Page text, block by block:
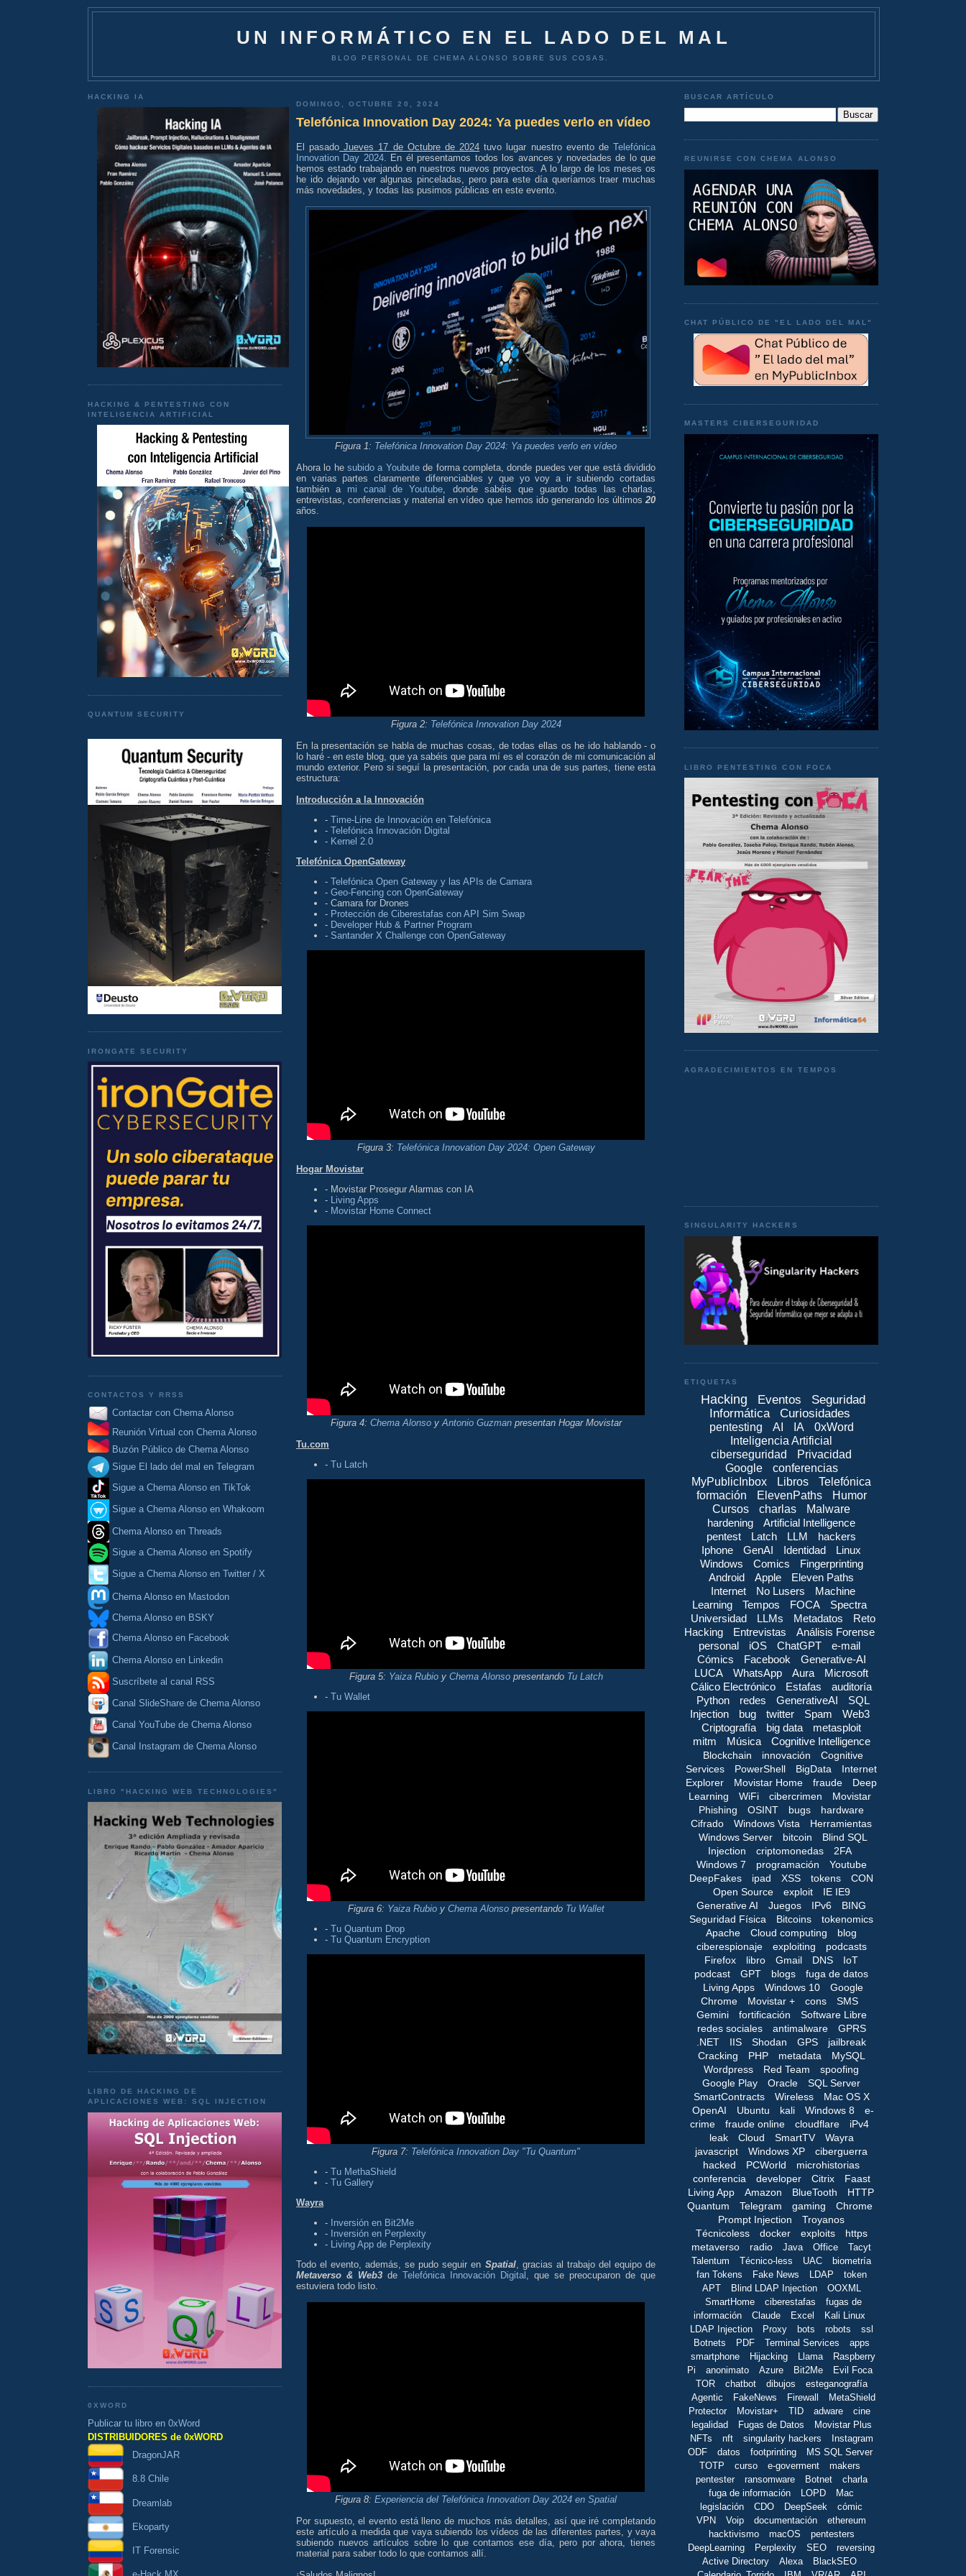
UN INFORMÁTICO EN EL LADO DEL MAL
BLOG PERSONAL DE CHEMA ALONSO SOBRE SUS COSAS.
HACKING IA
HACKING & PENTESTING CON
INTELIGENCIA ARTIFICIAL
QUANTUM SECURITY
IRONGATE SECURITY
CONTACTOS Y RRSS
Contactar con Chema Alonso
Reunión Virtual con Chema Alonso
Buzón Público de Chema Alonso
Sigue El lado del mal en Telegram
Sigue a Chema Alonso en TikTok
Sigue a Chema Alonso en Whakoom
Chema Alonso en Threads
Sigue a Chema Alonso en Spotify
Sigue a Chema Alonso en Twitter / X
Chema Alonso en Mastodon
Chema Alonso en BSKY
Chema Alonso en Facebook
Chema Alonso en Linkedin
Suscríbete al canal RSS
Canal SlideShare de Chema Alonso
Canal YouTube de Chema Alonso
Canal Instagram de Chema Alonso
LIBRO "HACKING WEB TECHNOLOGIES"
LIBRO DE HACKING DE
APLICACIONES WEB: SQL INJECTION
0XWORD
Publicar tu libro en 0xWord
DISTRIBUIDORES de 0xWORD
DragonJAR
8.8 Chile
Dreamlab
Ekoparty
IT Forensic
DOMINGO, OCTUBRE 20, 2024
Telefónica Innovation Day 2024: Ya puedes verlo en vídeo
El pasado Jueves 17 de Octubre de 2024 tuvo lugar nuestro evento deTelefónica
Innovation Day 2024. En él presentamos todos los avances y novedades de lo que
hemos estado trabajando en nuestros nuevos proyectos. A lo largo de los meses os
he ido dejando ver algunas pinceladas, pero para este día queríamos traer muchas
más novedades, y todas las pusimos públicas en este evento.
Figura 1: Telefónica Innovation Day 2024: Ya puedes verlo en vídeo
Ahora lo hesubido a Youbutede forma completa, donde puedes ver que está dividido
en varias partes claramente diferenciables y que yo voy a ir subiendo cortadas
también a mi canal de Youtube , donde sabéis que guardo todas las charlas,
entrevistas, conferencias y material en vídeo que hemos ido generando los últimos 20
años.
Figura 2: Telefónica Innovation Day 2024
En la presentación se habla de muchas cosas, de todas ellas os he ido hablando - o
lo haré - en este blog, que ya sabéis que para mí es el corazón de mi comunicación al
mundo exterior. Pero si seguí la presentación, por cada una de sus partes, tiene esta
estructura:
Introducción a la Innovación
- Time-Line de Innovación en Telefónica
- Telefónica Innovación Digital
- Kernel 2.0
Telefónica OpenGateway
- Telefónica Open Gateway y las APIs de Camara
- Geo-Fencing con OpenGateway
- Camara for Drones
- Protección de Ciberestafas con API Sim Swap
- Developer Hub & Partner Program
- Santander X Challenge con OpenGateway
Figura 3: Telefónica Innovation Day 2024: Open Gateway
Hogar Movistar
- Movistar Prosegur Alarmas con IA
-
Living Apps
- Movistar Home Connect
Figura 4: Chema Alonsoy Antonio Guzmanpresentan Hogar Movistar
Tu.com
- Tu Latch
Figura 5: Yaiza Rubioy Chema Alonsopresentando Tu Latch
- Tu Wallet
Figura 6: Yaiza Rubioy Chema Alonsopresentando Tu Wallet
- Tu Quantum Drop
- Tu Quantum Encryption
Figura 7: Telefónica Innovation Day "Tu Quantum"
- Tu MethaShield
- Tu Gallery
Wayra
- Inversión en Bit2Me
- Inversión en Perplexity
-
Living App de Perplexity
Todo el evento, además, se pudo seguir en Spatial, gracias al trabajo del equipo de
Metaverso & Web3 de Telefónica Innovación Digital
, que se preocuparon de que
estuviera todo listo.
Figura 8: Experiencia del Telefónica Innovation Day 2024 en Spatial
Por supuesto, el evento está lleno de muchos más detalles, así que iré completando
este artículo a medida que vaya subiendo los vídeos de las diferentes partes, y vaya
subiendo nuevos artículos sobre lo que contamos ese día, pero por ahora, tienes
material para saber todo lo que contamos allí.
BUSCAR ARTÍCULO
REUNIRSE CON CHEMA ALONSO
CHAT PÚBLICO DE "EL LADO DEL MAL"
MASTERS CIBERSEGURIDAD
LIBRO PENTESTING CON FOCA
AGRADECIMIENTOS EN TEMPOS
SINGULARITY HACKERS
ETIQUETAS
Hacking Eventos
Seguridad
Informática
Curiosidades
pentesting AI IA
0xWord
Inteligencia Artificial
ciberseguridad
Privacidad
Google
conferencias
MyPublicInbox
Libros
Telefónica
formación
ElevenPaths
Humor
Cursos
charlas
Malware
hardening
Artificial Intelligence
pentest
Latch LLM
hackers
Iphone
GenAI Identidad
Linux
Windows
Comics
Fingerprinting
Android
Apple
Eleven Paths
Internet
No Lusers
Machine
Learning
Tempos FOCA
Spectra
Universidad
LLMs Metadatos
Reto
Hacking
Entrevistas
Análisis Forense
personal
iOS ChatGPT
e-mail
Cómics
Facebook
Generative-AI
LUCA
WhatsApp Aura
Microsoft
Cálico Electrónico
Estafas
auditoría
Python
redes GenerativeAI
SQL
Injection
bug twitter Spam
Web3
Criptografía
big data
metasploit
mitm
Música Cognitive Intelligence
Blockchain innovación
Cognitive
Services
PowerShell BigData
Internet
Explorer
Movistar Home fraude
Deep
Learning
WiFi cibercrimen
Movistar
Phishing
OSINT bugs
hardware
Cifrado
Windows Vista
Herramientas
Windows Server
bitcoin
Blind SQL
Injection
criptomonedas
2FA
Windows 7
programación
Youtube
DeepFakes
ipad XSS tokens
CON
Open Source
exploit
IE IE9
Generative AI
Juegos IPv6
BING
Seguridad Física
Bitcoins
tokenomics
Apache
Cloud computing
blog
ciberespionaje
exploiting
podcasts
Firefox
libro Gmail DNS
IoT
podcast
GPT blogs
fuga de datos
Living Apps
Windows 10
Google
Chrome
Movistar + cons
SMS
Gemini
fortificación
Software Libre
redes sociales
antimalware
GPRS
.NET
IIS Shodan GPS
jailbreak
Cracking
PHP metadata
MySQL
Wordpress
Red Team
spoofing
Google Play
Oracle
SQL Server
SmartContracts
Wireless
Mac OS X
OpenAI
Ubuntu kali Windows 8
e-
crime
fraude online cloudflare
iPv4
leak
Cloud SmartTV
Wayra
javascript
Windows XP
ciberguerra
hacked
PCWorld
microhistorias
conferencia
developer Citrix
Faast
Living App
Amazon BlueTooth
HTTP
Quantum
Telegram gaming
Chrome
Prompt Injection
Troyanos
Técnicoless
docker exploits
https
metaverso
radio Java Office
Tacyt
Talentum
Técnico-less UAC
biometría
fan Tokens
Fake News LDAP
token
APT
Blind LDAP Injection
OOXML
SmartHome
ciberestafas
fugas de
información
Claude Excel
Kali Linux
LDAP Injection
Proxy bots robots
ssl
Botnets
PDF Terminal Services
apps
smartphone
Hijacking Llama
Raspberry
Pi
anonimato Azure Bit2Me
Evil Foca
TOR
chatbot dibujos
esteganografía
Agentic
FakeNews Firewall
MetaShield
Protector
Movistar+ TID adware
cine
legalidad
Fugas de Datos
Movistar Plus
NFTs
nft singularity hackers
Instagram
ODF
datos footprinting
MS SQL Server
TOTP
curso e-goverment
makers
pentester
ransomware Botnet
charla
fuga de información
LOPD
Mac
legislación
CDO DeepSeek
cómic
VPN
Voip documentación
ethereum
hacktivismo
macOS
pentesters
DeepLearning
Perplexity SEO
reversing
Active Directory
Alexa
BlackSEO